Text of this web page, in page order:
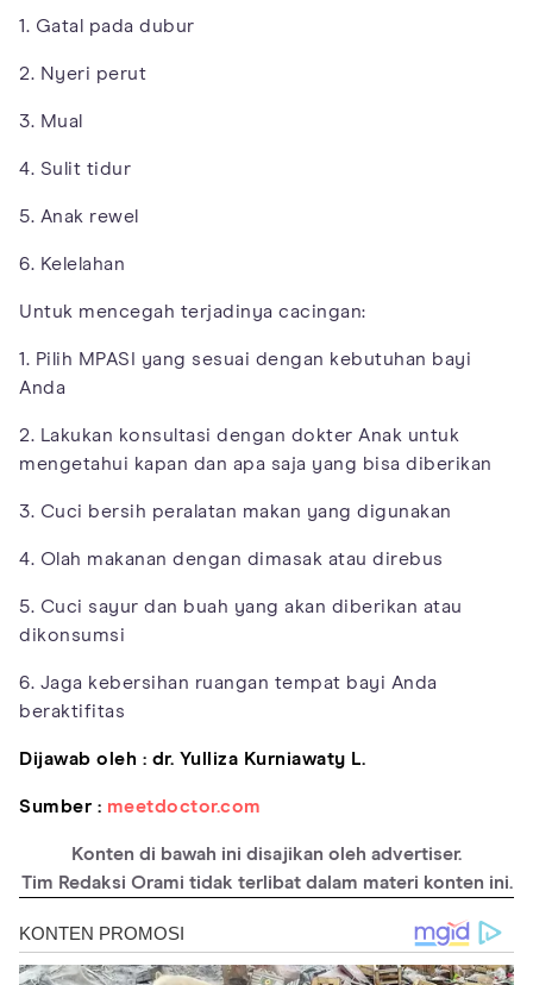
1. Gatal pada dubur
2. Nyeri perut
3. Mual
4. Sulit tidur
5. Anak rewel
6. Kelelahan
Untuk mencegah terjadinya cacingan:
1. Pilih MPASI yang sesuai dengan kebutuhan bayi
Anda
2. Lakukan konsultasi dengan dokter Anak untuk
mengetahui kapan dan apa saja yang bisa diberikan
3. Cuci bersih peralatan makan yang digunakan
4. Olah makanan dengan dimasak atau direbus
5. Cuci sayur dan buah yang akan diberikan atau
dikonsumsi
6. Jaga kebersihan ruangan tempat bayi Anda
beraktifitas
Dijawab oleh : dr. Yulliza Kurniawaty L.
Sumber : meetdoctor.com
Konten di bawah ini disajikan oleh advertiser.
Tim Redaksi Orami tidak terlibat dalam materi konten ini.